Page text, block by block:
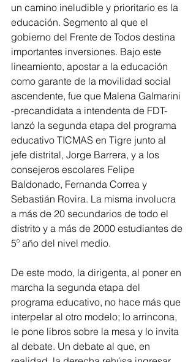
un camino ineludible y prioritario es la
educación. Segmento al que el
gobierno del Frente de Todos destina
importantes inversiones. Bajo este
lineamiento, apostar a la educación
como garante de la movilidad social
ascendente, fue que Malena Galmarini
-precandidata a intendenta de FDT-
lanzó la segunda etapa del programa
educativo TICMAS en Tigre junto al
jefe distrital, Jorge Barrera, y a los
consejeros escolares Felipe
Baldonado, Fernanda Correa y
Sebastián Rovira. La misma involucra
a más de 20 secundarios de todo el
distrito y a más de 2000 estudiantes de
5º año del nivel medio.
De este modo, la dirigenta, al poner en
marcha la segunda etapa del
programa educativo, no hace más que
interpelar al otro modelo; lo arrincona,
le pone libros sobre la mesa y lo invita
al debate. Un debate al que, en